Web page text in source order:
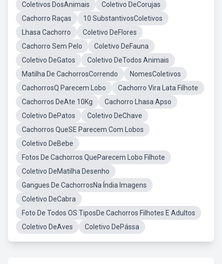
Coletivos DosAnimais
Coletivo DeCorujas
Cachorro Raças
10 SubstantivosColetivos
Lhasa Cachorro
Coletivo DeFlores
Cachorro Sem Pelo
Coletivo DeFauna
Coletivo DeGatos
Coletivo DeTodos Animais
Matilha De CachorrosCorrendo
NomesColetivos
CachorrosQ Parecem Lobo
Cachorro Vira Lata Filhote
Cachorros DeAte 10Kg
Cachorro Lhasa Apso
Coletivo DePatos
Coletivo DeChave
Cachorros QueSE Parecem Com Lobos
Coletivo DeBebe
Fotos De Cachorros QueParecem Lobo Filhote
Coletivo DeMatilha Desenho
Gangues De CachorrosNa Índia Imagens
Coletivo DeCabra
Foto De Todos OS TiposDe Cachorros Filhotes E Adultos
Coletivo DeAves
Coletivo DePássa